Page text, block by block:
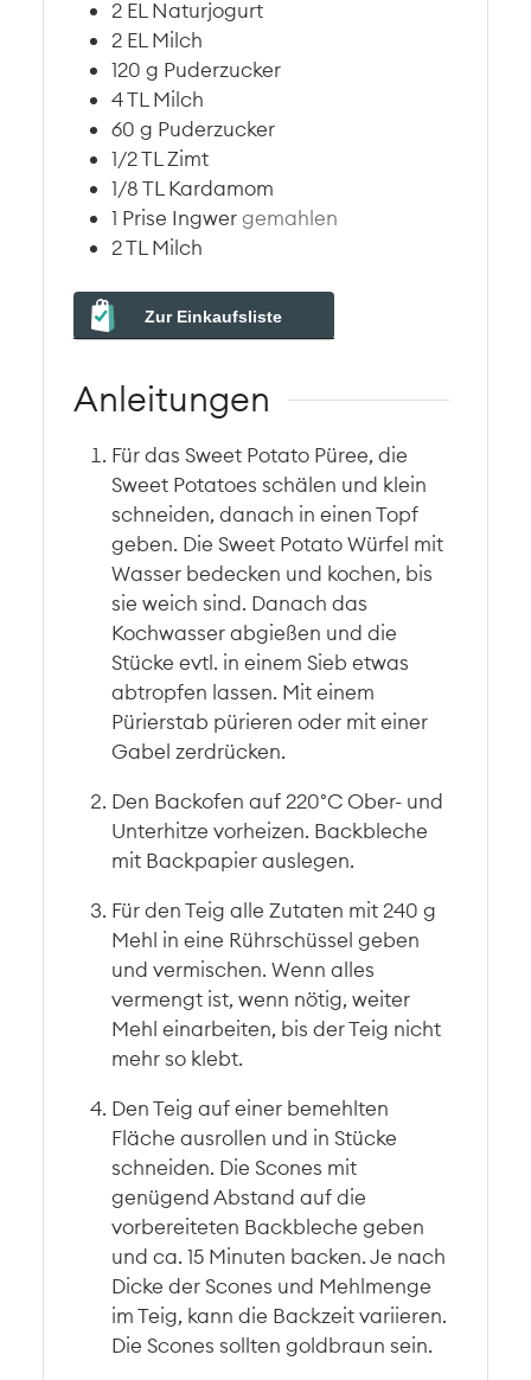
2 EL Naturjogurt
2 EL Milch
120 g Puderzucker
4TL Milch
60 g Puderzucker
1/2TL Zimt
1/8TL Kardamom
1 Prise Ingwergemahlen
2TL Milch
Zur Einkaufsliste
Anleitungen
Für das Sweet Potato Püree, die
Sweet Potatoes schälen und klein
schneiden, danach in einen Topf
geben. Die Sweet Potato Würfel mit
Wasser bedecken und kochen, bis
sie weich sind. Danach das
Kochwasser abgießen und die
Stücke evtl. in einem Sieb etwas
abtropfen lassen. Mit einem
Pürierstab pürieren oder mit einer
Gabel zerdrücken.
Den Backofen auf 220°C Ober- und
Unterhitze vorheizen. Backbleche
mit Backpapier auslegen.
Für den Teig alle Zutaten mit 240 g
Mehl in eine Rührschüssel geben
und vermischen. Wenn alles
vermengt ist, wenn nötig, weiter
Mehl einarbeiten, bis der Teig nicht
mehr so klebt.
Den Teig auf einer bemehlten
Fläche ausrollen und in Stücke
schneiden. Die Scones mit
genügend Abstand auf die
vorbereiteten Backbleche geben
und ca. 15 Minuten backen. Je nach
Dicke der Scones und Mehlmenge
im Teig, kann die Backzeit variieren.
Die Scones sollten goldbraun sein.